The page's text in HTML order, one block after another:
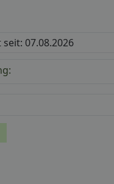
07.08.2026